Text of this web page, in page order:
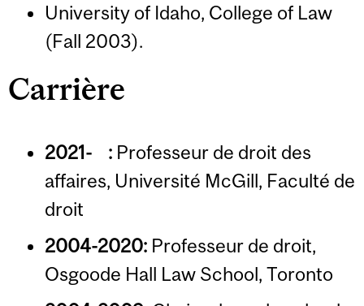
University of Idaho, College of Law
(Fall 2003).
Carrière
2021- : Professeur de droit des
affaires, Université McGill, Faculté de
droit
2004-2020:Professeur de droit,
Osgoode Hall Law School, Toronto